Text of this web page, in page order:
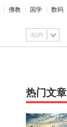
佛教 国学 数码
站内
热门文章